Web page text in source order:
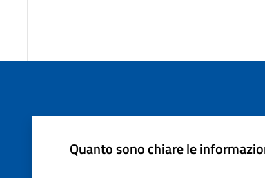
Quanto sono chiare le